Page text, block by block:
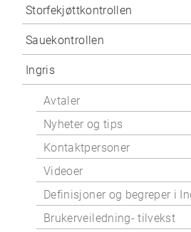
Storfekjøttkontrollen
Sauekontrollen
Ingris
Avtaler
Nyheter og tips
Kontaktpersoner
Videoer
Definisjoner og begreper i
Brukerveiledning- tilvekst